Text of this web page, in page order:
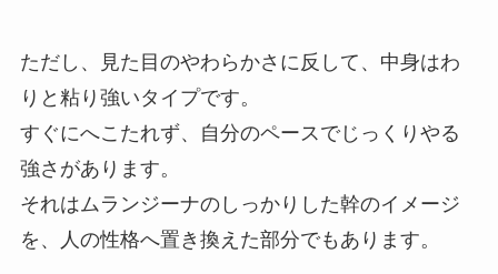
ただし、見た目のやわらかさに反して、中身はわ
りと粘り強いタイプです。
すぐにへこたれず、自分のペースでじっくりやる
強さがあります。
それはムランジーナのしっかりした幹のイメージ
を、人の性格へ置き換えた部分でもあります。